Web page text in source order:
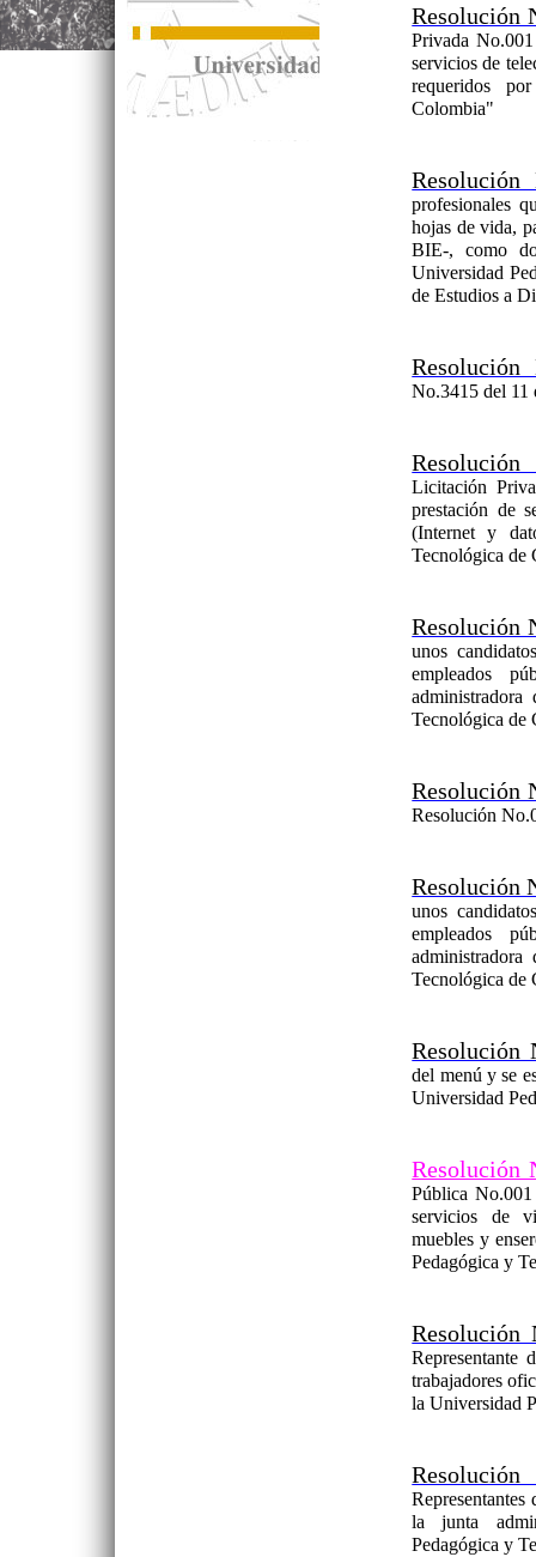
Resolución
Privada
servicios de
requeridos
Colombia"
Resolución
profesionales
hojas de vida,
BIE-, como
Universidad
de Estudios a
Resolución
No.3415 del 11
Resolución
Licitación
prestación de
(Internet y
Tecnológica de
Resolución
unos
empleados
Tecnológica de
Resolución
Resolución
Resolución
unos
empleados
Tecnológica de
Resolución
del menú y se
Universidad
Resolución
Pública
servicios de
muebles y
Pedagógica y
Resolución
Representante
trabajadores
la Universidad
Resolución
la junta
Pedagógica y